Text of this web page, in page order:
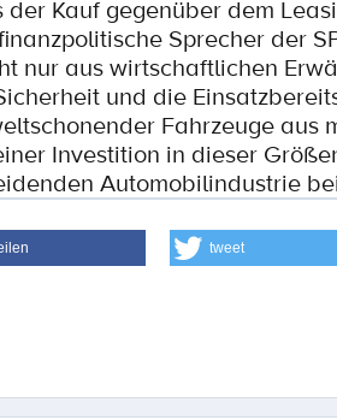
der Kauf gegenüber dem
Sprecher der
nur aus wirtschaftlichen
und die
Fahrzeuge aus
Investition in dieser
Automobilindustrie
tweet